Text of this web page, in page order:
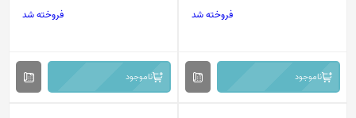
فروخته شد
ناموجود
فروخته شد
ناموجود